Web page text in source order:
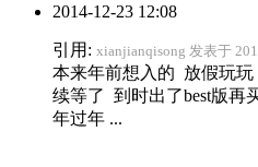
2014-12-23 12:08
引用: xianjianqisong 发表于
本来年前想入的 放假玩
续等了 到时出了best版再
年过年 ...